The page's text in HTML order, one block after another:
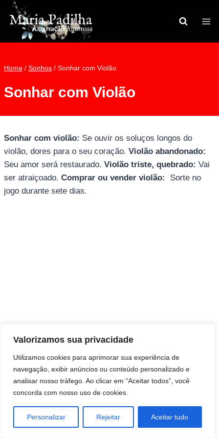
Valorizamos sua privacidade
Utilizamos cookies para aprimorar sua experiência de
navegação, exibir anúncios ou conteúdo personalizado e
analisar nosso tráfego. Ao clicar em “Aceitar todos”, você
concorda com nosso uso de cookies.
Personalizar Rejeitar Aceitar tudo
Pular
para
Conteúdo
Home / Sonhos / Sonhar com Violão
Sonhar com Violão
Sonhar com violão: Se ouvir os soluços longos do
violão, dores para o seu coração. Violão abandonado:
Seu amor será restaurado. Violão triste, quebrado: Vai
ser atraiçoado. Comprar ou vender violão:
Sorte no
jogo durante sete dias.
Consultas e trabalhos espirituais
Brasil - Santa Catarina - São José